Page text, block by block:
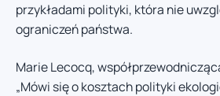
przykładami polityki, która nie
ograniczeń państwa.
Marie Lecocq,
„Mówi się o kosztach polityki